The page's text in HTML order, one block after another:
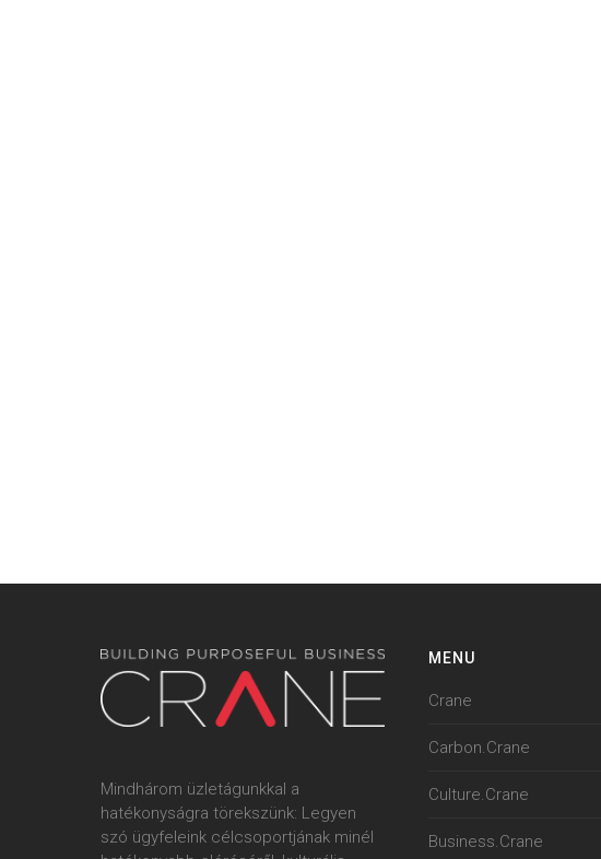
Mindhárom üzletágunkkal a
hatékonyságra törekszünk: Legyen
szó ügyfeleink célcsoportjának minél
MENU
Crane
Carbon.Crane
Culture.Crane
Business.Crane